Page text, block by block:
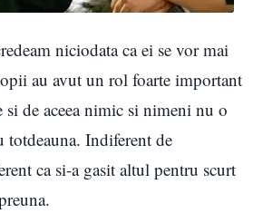
niciodata ca ei se vor mai
au avut un rol foarte important
si de aceea nimic si nimeni nu o
totdeauna. Indiferent de
ca si-a gasit altul pentru scurt